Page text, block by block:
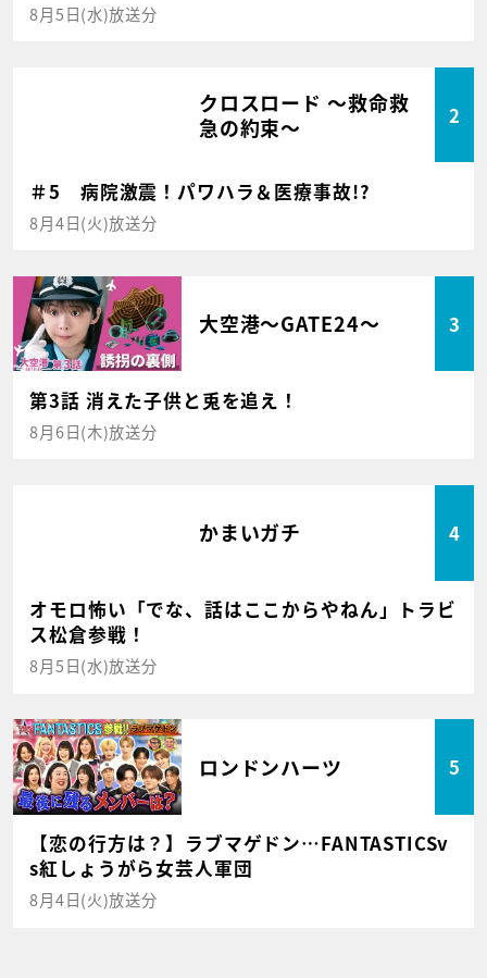
8月5日(水)放送分
クロスロード ～救命救
急の約束～
2
＃5 病院激震！パワハラ＆医療事故!?
8月4日(火)放送分
大空港～GATE24～ 3
第3話 消えた子供と兎を追え！
8月6日(木)放送分
かまいガチ 4
オモロ怖い「でな、話はここからやねん」トラビ
ス松倉参戦！
8月5日(水)放送分
ロンドンハーツ 5
【恋の行方は？】ラブマゲドン…FANTASTICSv
s紅しょうがら女芸人軍団
8月4日(火)放送分